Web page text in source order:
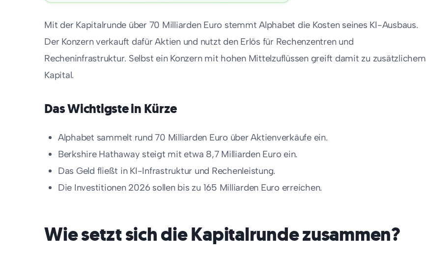
Mit der Kapitalrunde über 70 Milliarden Euro stemmt Alphabet die Kosten seines KI-Ausbaus.
Der Konzern verkauft dafür Aktien und nutzt den Erlös für Rechenzentren und
Recheninfrastruktur. Selbst ein Konzern mit hohen Mittelzuflüssen greift damit zu zusätzlichem
Kapital.
Das Wichtigste in Kürze
Alphabet sammelt rund 70 Milliarden Euro über Aktienverkäufe ein.
Berkshire Hathaway steigt mit etwa 8,7 Milliarden Euro ein.
Das Geld fließt in KI-Infrastruktur und Rechenleistung.
Die Investitionen 2026 sollen bis zu 165 Milliarden Euro erreichen.
Wie setzt sich die Kapitalrunde zusammen?